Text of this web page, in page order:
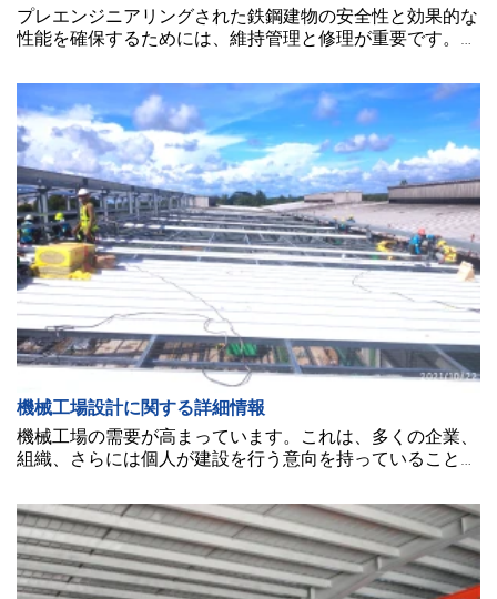
プレエンジニアリングされた鉄鋼建物の安全性と効果的な
性能を確保するためには、維持管理と修理が重要です。以
持管理と修理のプロセスについて説明します。
機械工場設計に関する詳細情報
機械工場の需要が高まっています。これは、多くの企業、
組織、さらには個人が建設を行う意向を持っていることを